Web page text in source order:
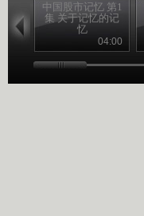
中国股市记忆 第1
集 关于记忆的记
忆
04:00